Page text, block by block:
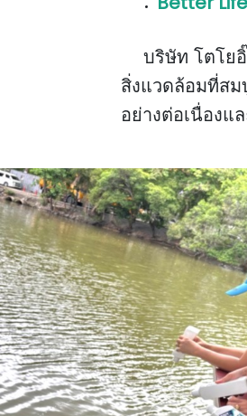
บริษัท โตโยอิ๊
สิ่งแวดล้อมที่ส
อย่างต่อเนื่องแ